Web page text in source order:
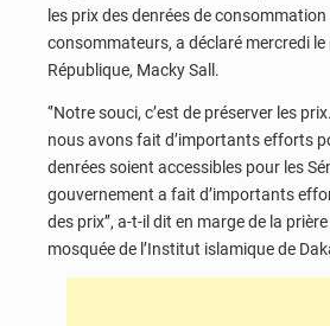
les prix des denrées de
consommateurs, a déclaré mercredi le
République, Macky Sall.
‘’Notre souci, c’est de préserver les
nous avons fait d’importants efforts
denrées soient accessibles pour les
gouvernement a fait d’importants
des prix’’, a-t-il dit en marge de la prière
mosquée de l’Institut islamique de